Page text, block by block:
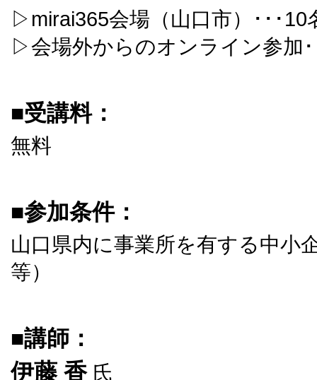
▷mirai365会場（山口市）･･･10
▷会場外からのオンライン参加･
■受講料：
無料
■参加条件：
山口県内に事業所を有する中小
等）
■講師：
伊藤 香氏